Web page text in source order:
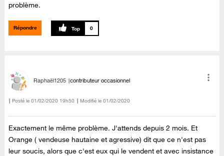
problème.
Répondre 0
Raphaël1205 contributeur occasionnel
Posté le ‎01/02/2020 19h50 Modifié le 01/02/2020
Exactement le même problème. J'attends depuis 2 mois. Et
Orange ( vendeuse hautaine et agressive) dit que ce n'est pas
leur soucis, alors que c'est eux qui le vendent et avec insistance